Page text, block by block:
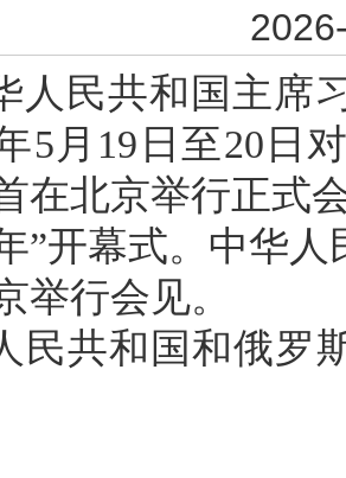
人民共和国主席
5月19日至20日
在北京举行正式
”开幕式。中华
举行会见。
民共和国和俄罗